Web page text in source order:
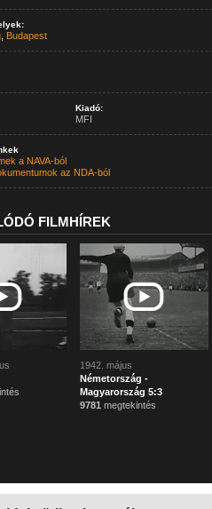
, Budapest
Kiadó:
MFI
a NAVA-ból
az NDA-ból
FILMHÍREK
1942. május
Németország -
Magyarország 5:3
9781 megtekintés